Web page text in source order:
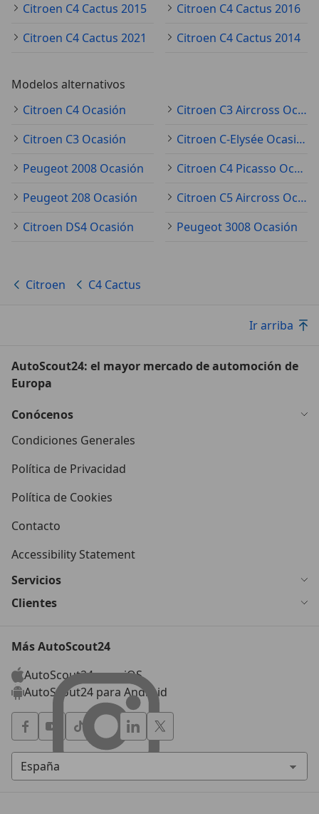
Citroen C4 Cactus 2015
Citroen C4 Cactus 2016
Citroen C4 Cactus 2021
Citroen C4 Cactus 2014
Modelos alternativos
Citroen C4 Ocasión
Citroen C3 Aircross Ocasión
Citroen C3 Ocasión
Citroen C-Elysée Ocasión
Peugeot 2008 Ocasión
Citroen C4 Picasso Ocasión
Peugeot 208 Ocasión
Citroen C5 Aircross Ocasión
Citroen DS4 Ocasión
Peugeot 3008 Ocasión
Citroen C4 Cactus
Ir arriba
AutoScout24: el mayor mercado de automoción de
Europa
Conócenos
Condiciones Generales
Política de Privacidad
Política de Cookies
Contacto
Accessibility Statement
Servicios
Clientes
Más AutoScout24
AutoScout24 para iOS
AutoScout24 para Android